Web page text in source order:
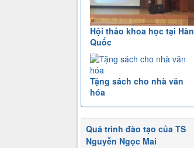
Hội thảo khoa học tại Hàn
Quốc
Tặng sách cho nhà văn
hóa
Quá trình đào tạo của TS
Nguyễn Ngọc Mai